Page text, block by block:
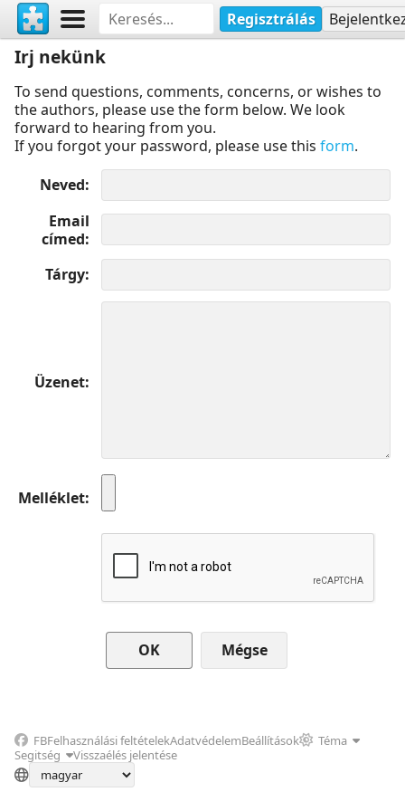
Regisztrálás
Irj nekünk
To send questions, comments, concerns, or wishes to
the authors, please use the form below. We look
forward to hearing from you.
If you forgot your password, please use this form.
Neved
Email
címed
Tárgy
Üzenet
Melléklet
Mégse
FBFelhasználási feltételekAdatvédelemBeállítások
Téma
Segitség
Visszaélés jelentése